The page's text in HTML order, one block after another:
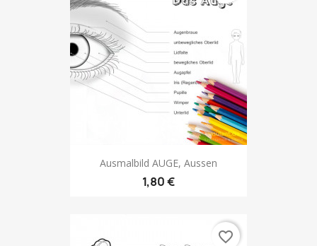
Ausmalbild AUGE, Aussen
1,80 €
favorite_border